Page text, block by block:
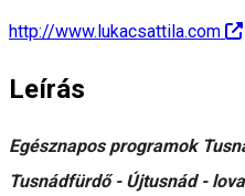
http://www.lukacsattila.com
Leírás
Egésznapos programok
Tusnádfürdő - Újtusnád -